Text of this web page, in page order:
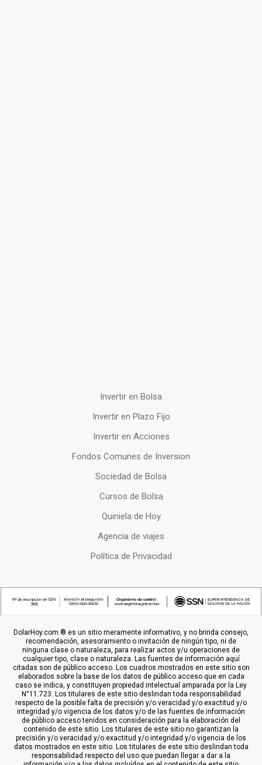
Invertir en Bolsa
Invertir en Plazo Fijo
Invertir en Acciones
Fondos Comunes de Inversion
Sociedad de Bolsa
Cursos de Bolsa
Quiniela de Hoy
Agencia de viajes
Política de Privacidad
DolarHoy.com ® es un sitio meramente informativo, y no brinda consejo,
recomendación, asesoramiento o invitación de ningún tipo, ni de
ninguna clase o naturaleza, para realizar actos y/u operaciones de
cualquier tipo, clase o naturaleza. Las fuentes de información aquí
citadas son de público acceso. Los cuadros mostrados en este sitio son
elaborados sobre la base de los datos de público acceso que en cada
caso se indica, y constituyen propiedad intelectual amparada por la Ley
N°11.723. Los titulares de este sitio deslindan toda responsabilidad
respecto de la posible falta de precisión y/o veracidad y/o exactitud y/o
integridad y/o vigencia de los datos y/o de las fuentes de información
de público acceso tenidos en consideración para la elaboración del
contenido de este sitio. Los titulares de este sitio no garantizan la
precisión y/o veracidad y/o exactitud y/o integridad y/o vigencia de los
datos mostrados en este sitio. Los titulares de este sitio deslindan toda
responsabilidad respecto del uso que puedan llegar a dar a la